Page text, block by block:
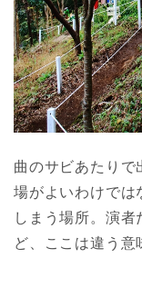
曲のサビあたりで
場がよいわけでは
しまう場所。演
ど、ここは違う意